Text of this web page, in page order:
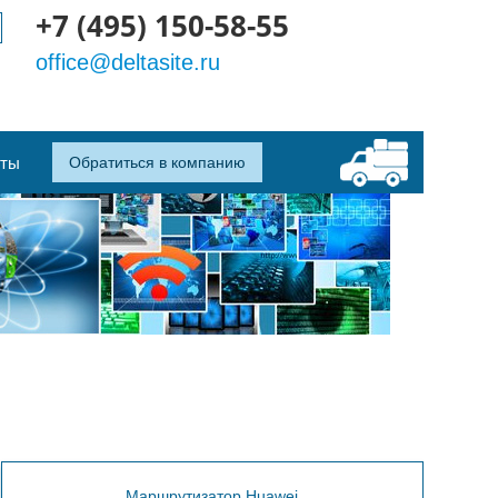
+7 (495) 150-58-55
office@deltasite.ru
Обратиться в компанию